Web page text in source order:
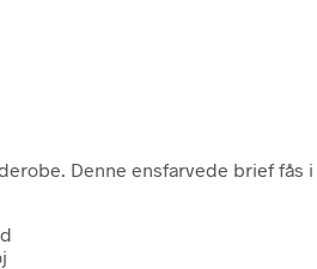
Denne ensfarvede brief